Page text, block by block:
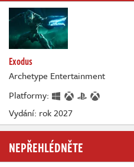
Exodus
Archetype Entertainment
Platformy:
Vydání: rok 2027
NEPŘEHLÉDNĚTE